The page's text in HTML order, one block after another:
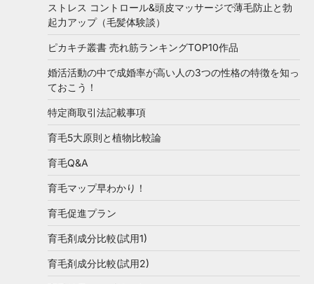
ストレス コントロール&頭皮マッサージで薄毛防止と勃
起力アップ（毛髪体験談）
ピカキチ叢書 売れ筋ランキングTOP10作品
婚活活動の中で成婚率が高い人の3つの性格の特徴を知っ
ておこう！
特定商取引法記載事項
育毛5大原則と植物比較論
育毛Q&A
育毛マップ早わかり！
育毛促進プラン
育毛剤成分比較(試用1)
育毛剤成分比較(試用2)